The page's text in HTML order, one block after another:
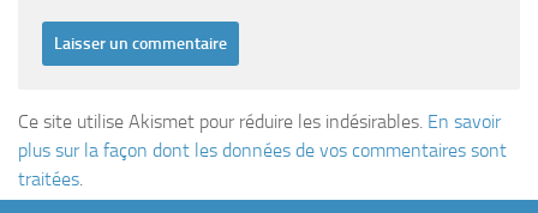
Ce site utilise Akismet pour réduire les indésirables. En savoir
plus sur la façon dont les données de vos commentaires sont
traitées.